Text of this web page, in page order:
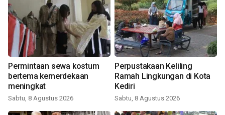
Permintaan sewa kostum
bertema kemerdekaan
meningkat
Sabtu, 8 Agustus 2026
Perpustakaan Keliling
Ramah Lingkungan di Kota
Kediri
Sabtu, 8 Agustus 2026